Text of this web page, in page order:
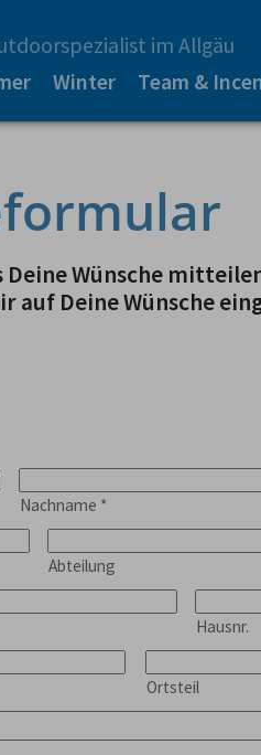
im Allgäu
Winter Team &
Deine Wünsche
auf Deine Wünsche
Nachname *
Abteilung
Hausnr.
Ortsteil